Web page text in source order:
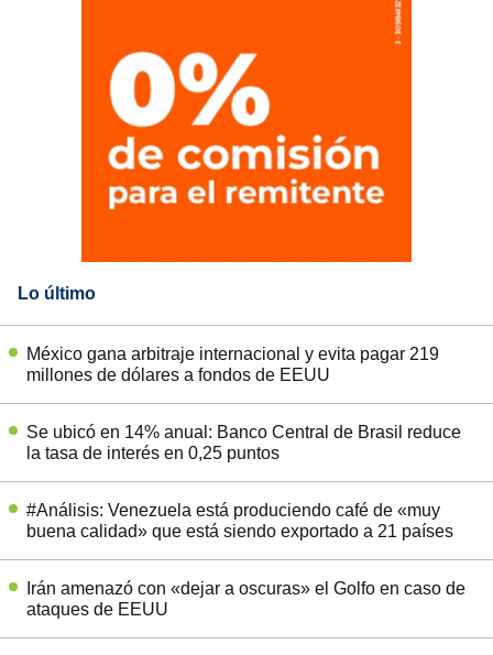
Lo último
México gana arbitraje internacional y evita pagar 219
millones de dólares a fondos de EEUU
Se ubicó en 14% anual: Banco Central de Brasil reduce
la tasa de interés en 0,25 puntos
#Análisis: Venezuela está produciendo café de «muy
buena calidad» que está siendo exportado a 21 países
Irán amenazó con «dejar a oscuras» el Golfo en caso de
ataques de EEUU